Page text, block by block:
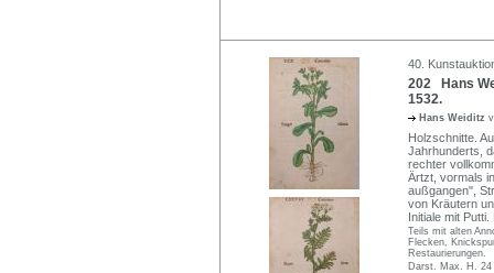
40.
202 Hans
1532.
Hans Weiditz
Holzschnitte.
Jahrhunderts,
rechter
Ärtzt, vormals
außgangen",
von Kräutern
Initiale mit
Teils mit alten
Flecken,
Restaurierungen.
Darst. Max. H.